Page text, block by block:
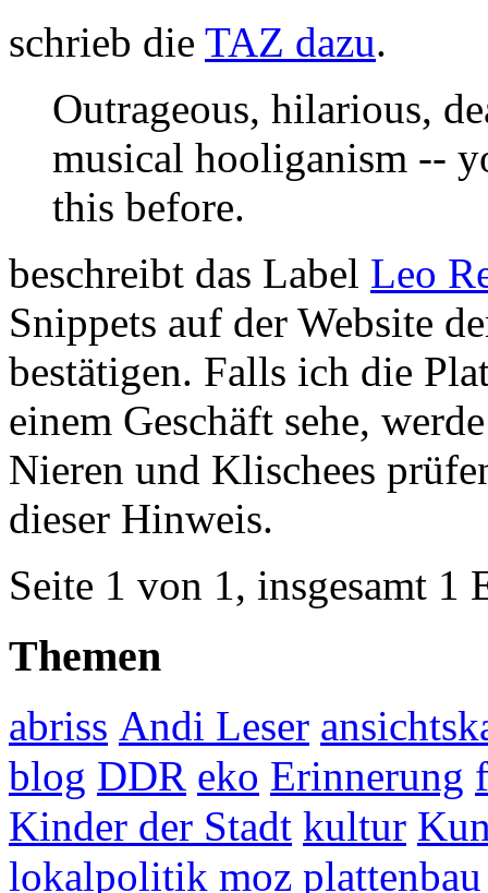
schrieb die TAZ dazu.
Outrageous, hilarious,
musical hooliganism --
this before.
beschreibt das Label Leo
Snippets auf der Website
bestätigen. Falls ich die
einem Geschäft sehe,
Nieren und Klischees
dieser Hinweis.
Seite 1 von 1, insgesamt 1
Themen
abriss Andi Leser
blog DDR eko Erinnerung
Kinder der Stadt kultur
lokalpolitik moz plattenbau